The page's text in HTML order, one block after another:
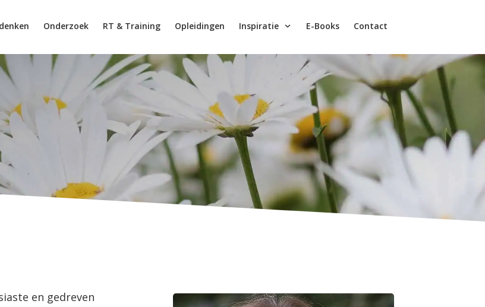
Onderzoek RT & Training Opleidingen Inspiratie E-Books Contact
en gedreven